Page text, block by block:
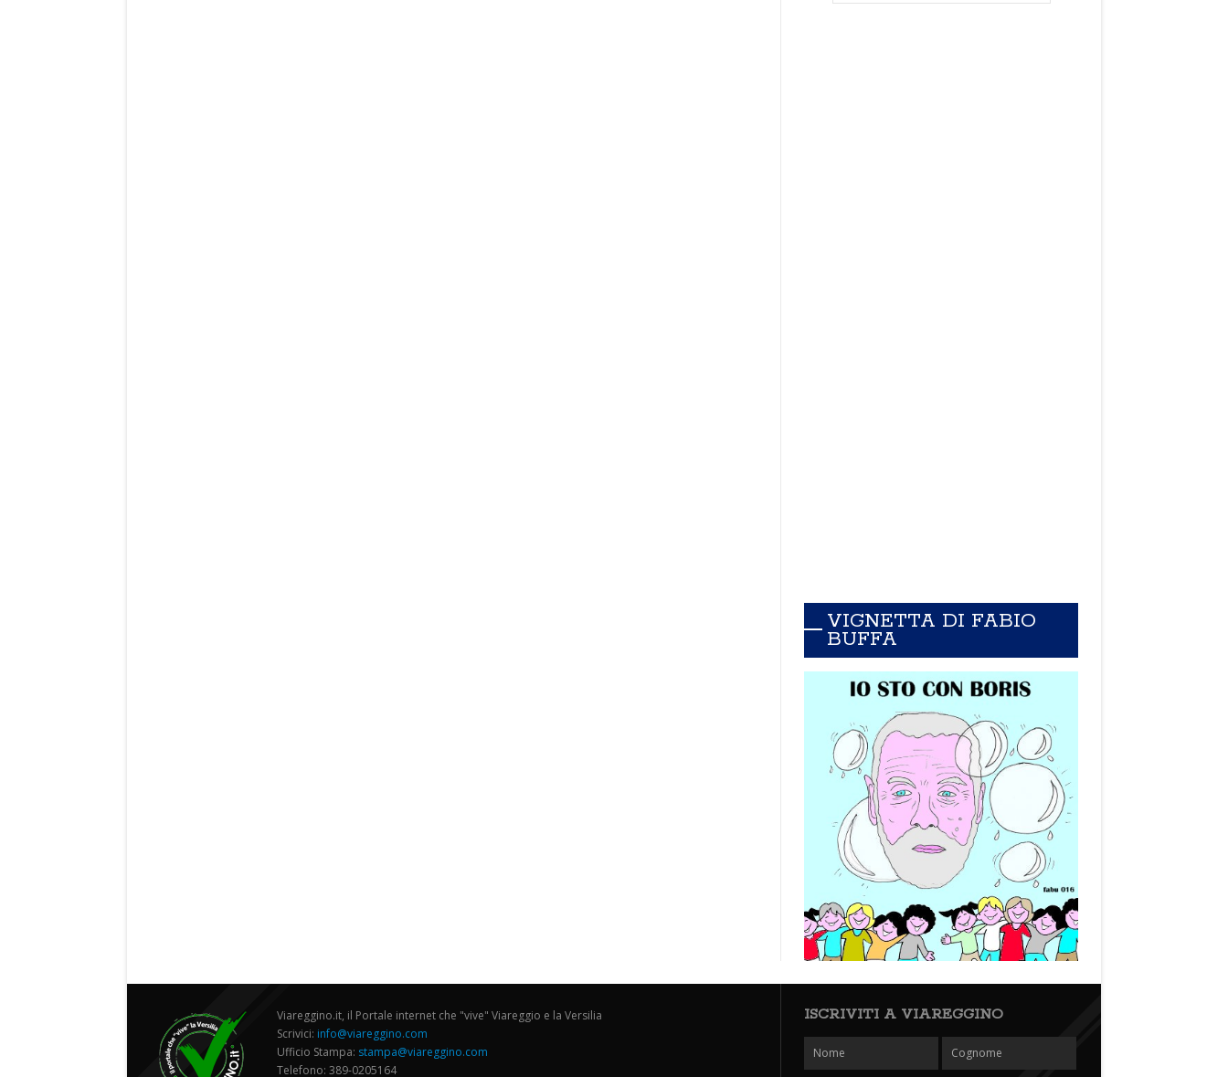
VIGNETTA DI FABIO
BUFFA
Viareggino.it, il Portale internet che "vive" Viareggio e la Versilia
Scrivici: info@viareggino.com
Ufficio Stampa: stampa@viareggino.com
Telefono: 389-0205164
ISCRIVITI A VIAREGGINO